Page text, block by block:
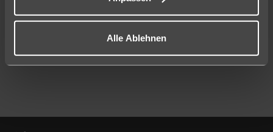
Alle Ablehnen